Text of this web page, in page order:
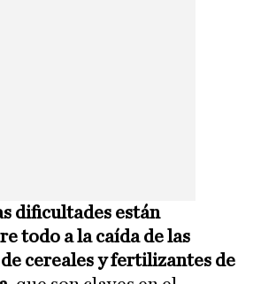
dificultades están
todo a la caída de las
cereales y fertilizantes de